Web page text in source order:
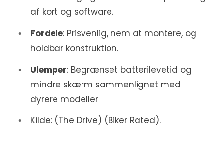
af kort og software.
Fordele: Prisvenlig, nem at montere, og
holdbar konstruktion.
Ulemper: Begrænset batterilevetid og
mindre skærm sammenlignet med
dyrere modeller​
Kilde: (The Drive)​​ (Biker Rated)​.